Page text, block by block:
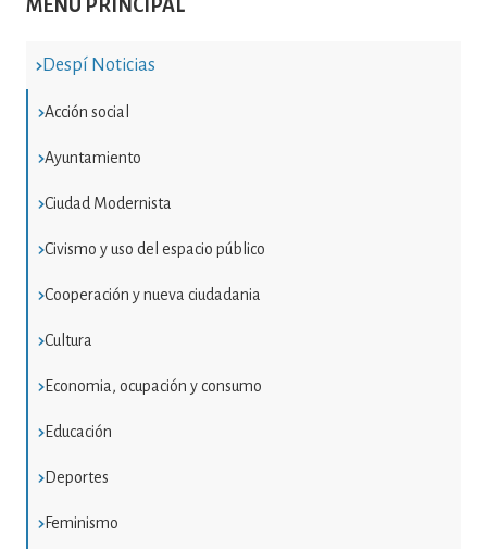
MENÚ PRINCIPAL
Despí Noticias
Acción social
Ayuntamiento
Ciudad Modernista
Civismo y uso del espacio público
Cooperación y nueva ciudadania
Cultura
Economia, ocupación y consumo
Educación
Deportes
Feminismo